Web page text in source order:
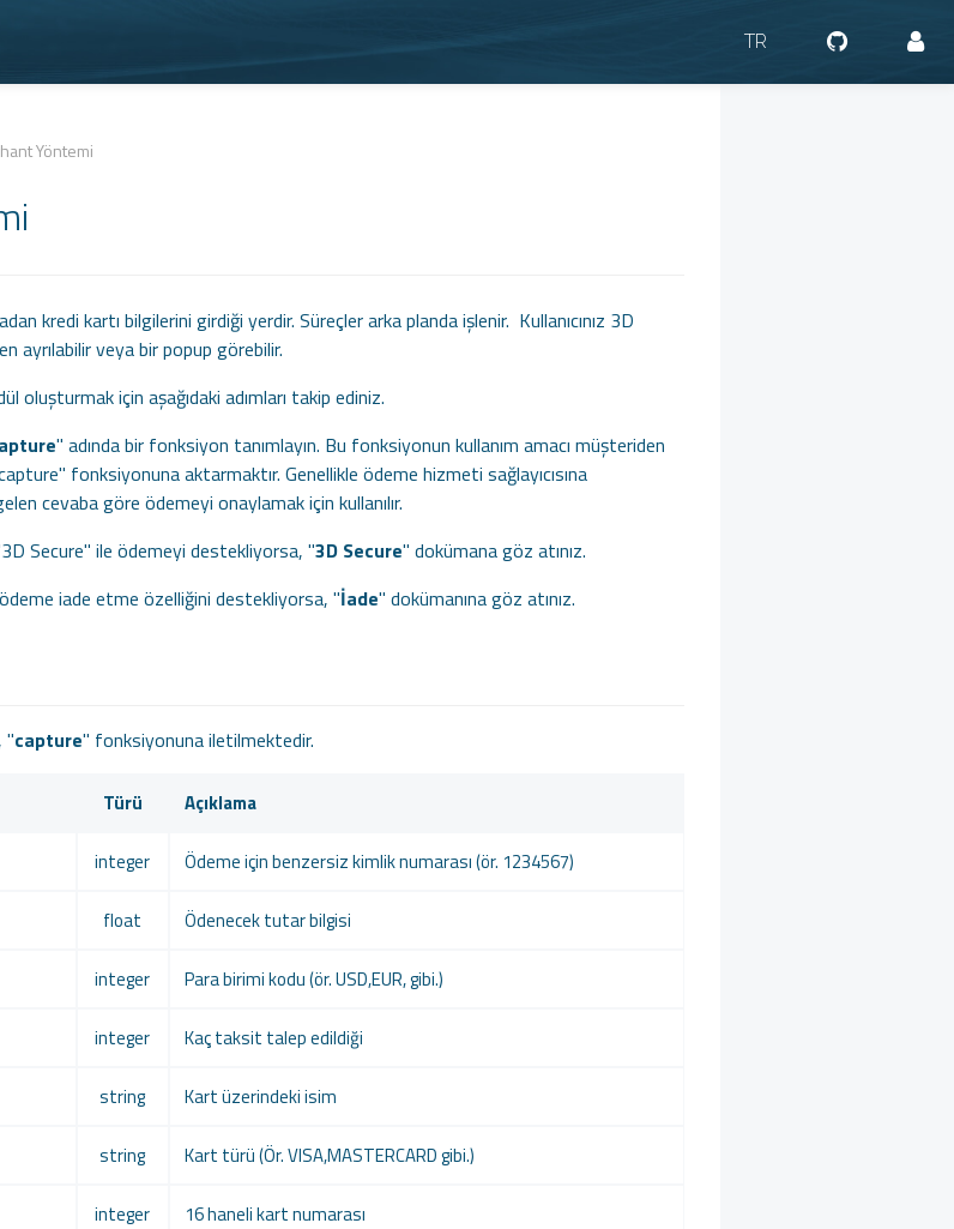
TR
Yöntemi
kredi kartı bilgilerini girdiği yerdir. Süreçler arka planda işlenir. Kullanıcınız 3D
ayrılabilir veya bir popup görebilir.
oluşturmak için aşağıdaki adımları takip ediniz.
" adında bir fonksiyon tanımlayın. Bu fonksiyonun kullanım amacı müşteriden
fonksiyonuna aktarmaktır. Genellikle ödeme hizmeti sağlayıcısına
cevaba göre ödemeyi onaylamak için kullanılır.
Secure" ile ödemeyi destekliyorsa, "3D Secure" dokümana göz atınız.
iade etme özelliğini destekliyorsa, "İade" dokümanına göz atınız.
"capture" fonksiyonuna iletilmektedir.
Türü Açıklama
integer Ödeme için benzersiz kimlik numarası (ör. 1234567)
float Ödenecek tutar bilgisi
integer Para birimi kodu (ör. USD,EUR, gibi.)
integer Kaç taksit talep edildiği
string Kart üzerindeki isim
string Kart türü (Ör. VISA,MASTERCARD gibi.)
integer 16 haneli kart numarası